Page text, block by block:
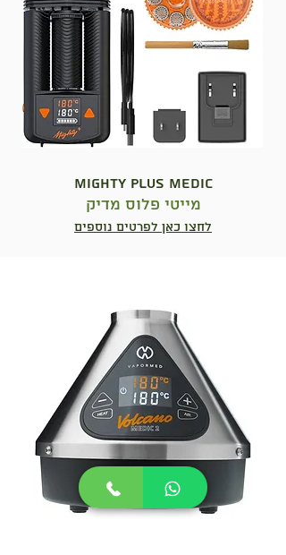
MIGHTY PLUS MEDIC
מייטי פלוס מדיק
לחצו כאן לפרטים נוספים